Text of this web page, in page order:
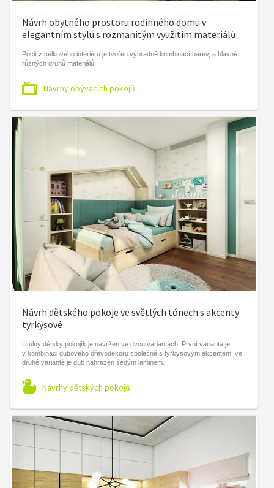
Návrh obytného prostoru rodinného domu v
elegantním stylu s rozmanitým využitím materiálů
Pocit z celkového interiéru je tvořen výhradně kombinací barev, a hlavně
různých druhů materiálů.
Návrhy obývacích pokojů
Návrh dětského pokoje ve světlých tónech s akcenty
tyrkysové
Útulný dětský pokojík je navržen ve dvou variantách. První varianta je
v kombinaci dubového dřevodekoru společně s tyrkysovým akcentem, ve
druhé variantě je dub nahrazen šedým laminem.
Návrhy dětských pokojů